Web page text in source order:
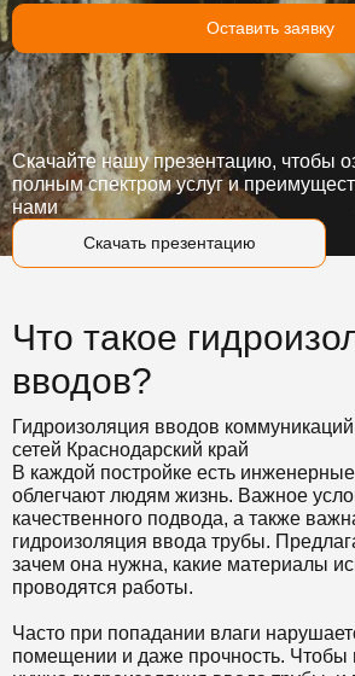
Оставить заявку
Скачать презентацию
Скачайте нашу презентацию, чтобы
полным спектром услуг и
нами
Что такое
вводов?
Гидроизоляция вводов
сетей Краснодарский край
В каждой постройке есть
облегчают людям жизнь. Важное
качественного подвода, а также
гидроизоляция ввода трубы.
зачем она нужна, какие материалы
проводятся работы.
Часто при попадании влаги
помещении и даже прочность. Чтобы